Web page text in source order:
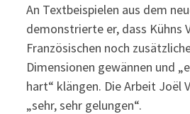
An Textbeispielen aus dem
demonstrierte er, dass Kühns
Französischen noch
Dimensionen gewännen und
hart“ klängen. Die Arbeit Joël
„sehr, sehr gelungen“.